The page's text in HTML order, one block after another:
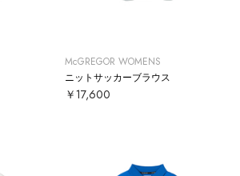
McGREGOR WOMENS
ニットサッカーブラウス
￥17,600